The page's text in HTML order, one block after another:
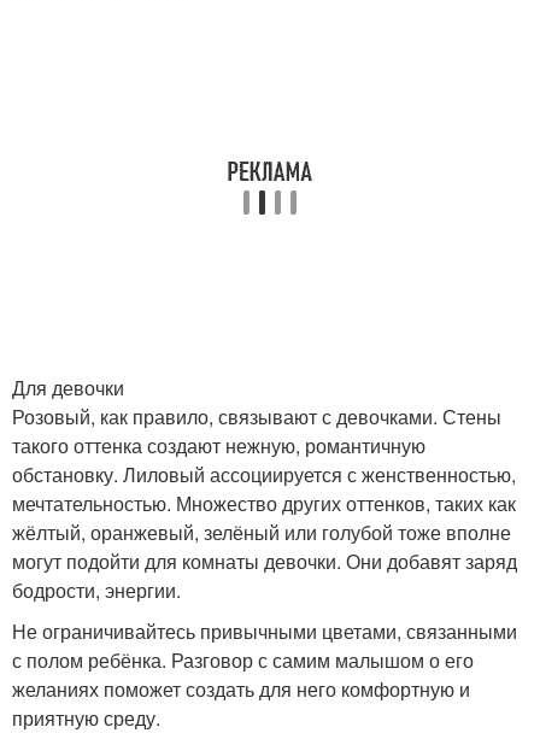
Для девочки
Розовый, как правило, связывают с девочками. Стены
такого оттенка создают нежную, романтичную
обстановку. Лиловый ассоциируется с женственностью,
мечтательностью. Множество других оттенков, таких как
жёлтый, оранжевый, зелёный или голубой тоже вполне
могут подойти для комнаты девочки. Они добавят заряд
бодрости, энергии.
Не ограничивайтесь привычными цветами, связанными
с полом ребёнка. Разговор с самим малышом о его
желаниях поможет создать для него комфортную и
приятную среду.